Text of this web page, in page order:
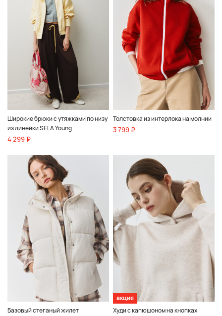
Широкие брюки с утяжками по низу
из линейки SELA Young
4 299 ₽
Толстовка из интерлока на молнии
3 799 ₽
Базовый стеганый жилет
акция
Худи с капюшоном на кнопках